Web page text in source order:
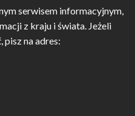
serwisem informacyjnym,
z kraju i świata. Jeżeli
pisz na adres: